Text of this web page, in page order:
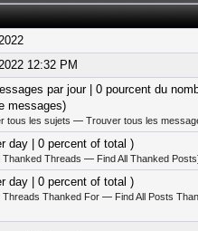
12:32 PM
par jour | 0 pourcent du
messages)
tous les sujets — Trouver tous les
day | 0 percent of total )
Thanked Threads — Find All Thanked Posts
day | 0 percent of total )
Threads Thanked For — Find All Posts